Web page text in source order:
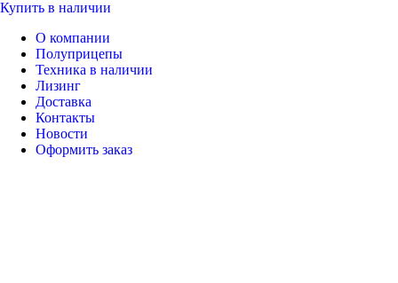
Купить в наличии
О компании
Полуприцепы
Техника в наличии
Лизинг
Доставка
Контакты
Новости
Оформить заказ